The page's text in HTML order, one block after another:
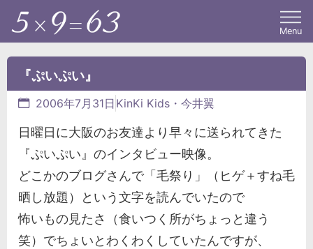
Menu
『ぷいぷい』
2006年7月31日 KinKi Kids・今井翼
日曜日に大阪のお友達より早々に送られてきた
『ぷいぷい』のインタビュー映像。
どこかのブログさんで「毛祭り」（ヒゲ＋すね毛
晒し放題）という文字を読んでいたので
怖いもの見たさ（食いつく所がちょっと違う
笑）でちょいとわくわくしていたんですが、